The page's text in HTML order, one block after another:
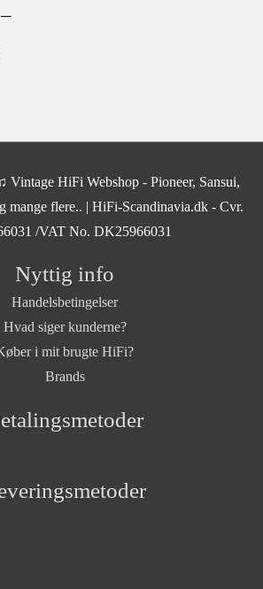
Vintage HiFi Webshop - Pioneer, Sansui,
mange flere.. | HiFi-Scandinavia.dk - Cvr.
/VAT No. DK25966031
Nyttig info
Handelsbetingelser
Hvad siger kunderne?
i mit brugte HiFi?
Brands